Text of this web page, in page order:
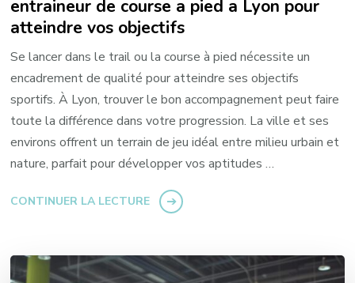
entraineur de course a pied a Lyon pour
atteindre vos objectifs
Se lancer dans le trail ou la course à pied nécessite un
encadrement de qualité pour atteindre ses objectifs
sportifs. À Lyon, trouver le bon accompagnement peut faire
toute la différence dans votre progression. La ville et ses
environs offrent un terrain de jeu idéal entre milieu urbain et
nature, parfait pour développer vos aptitudes …
CONTINUER LA LECTURE